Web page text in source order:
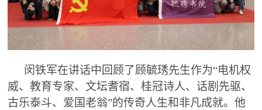
闵铁军在讲话中回顾了顾毓琇先生作为“电机权
威、教育专家、文坛耆宿、桂冠诗人、话剧先驱、
古乐泰斗、爱国老翁”的传奇人生和非凡成就。他